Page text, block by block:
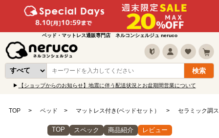
ベッド・マットレス通販専門店 ネルコンシェルジュ neruco
【ショップからのお知らせ】地震に伴う配送状況とお盆期間営業について
TOP ベッド マットレス付き(ベッドセット） セラミック調
TOP スペック 商品紹介 レビュー